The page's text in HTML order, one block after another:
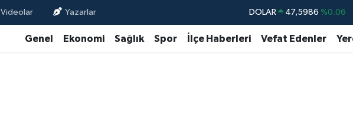
Videolar Yazarlar DOLAR 47,5986 %0.06
EURO 55,0700 %0.1
Genel Ekonomi Sağlık Spor İlçe Haberleri Vefat Edenler